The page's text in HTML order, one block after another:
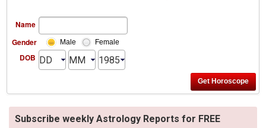
Name
Gender
Male Female
DOB
Subscribe weekly Astrology Reports for FREE